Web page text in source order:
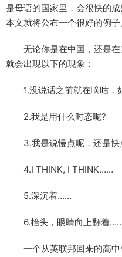
是母语的国家里，会很快的
本文就将公布一个很好的例子
无论你是在中国，还是在
就会出现以下的现象：
1.没说话之前就在嘀咕，
2.我是用什么时态呢?
3.我是说慢点呢，还是快
4.I THINK, I THINK……
5.深沉着……
6.抬头，眼睛向上翻着
一个从英联邦回来的高中